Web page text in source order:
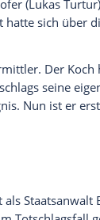
Wir